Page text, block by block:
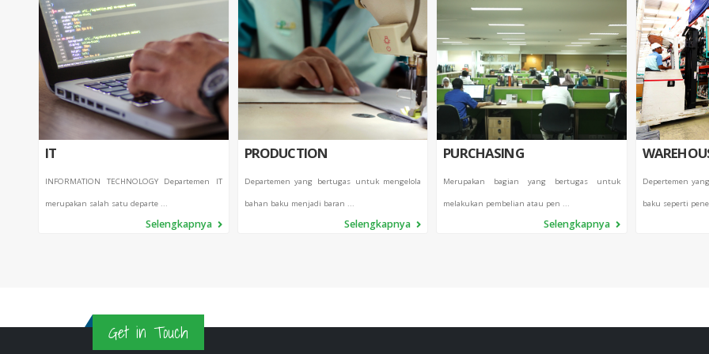
IT
INFORMATION TECHNOLOGY Departemen IT
merupakan salah satu departe ...
Selengkapnya
PRODUCTION
Departemen yang bertugas untuk mengelola
bahan baku menjadi baran ...
Selengkapnya
PURCHASING
Merupakan bagian yang bertugas untuk
melakukan pembelian atau pen ...
Selengkapnya
Depertemen
baku seperti
Get in Touch